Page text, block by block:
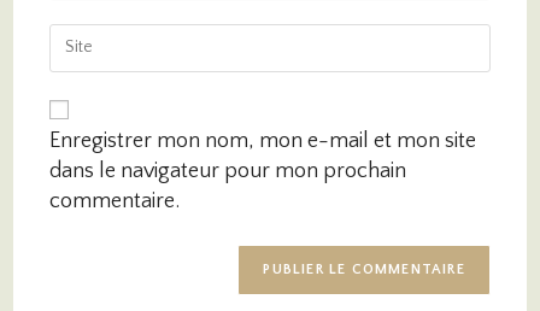
Enregistrer mon nom, mon e-mail et mon site
dans le navigateur pour mon prochain
commentaire.